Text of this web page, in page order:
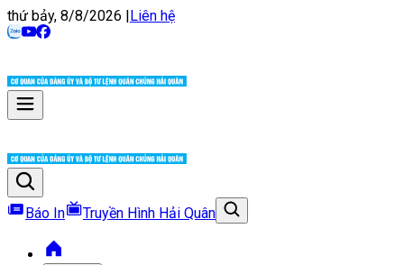
thứ bảy, 8/8/2026 |Liên hệ
Báo In Truyền Hình Hải Quân